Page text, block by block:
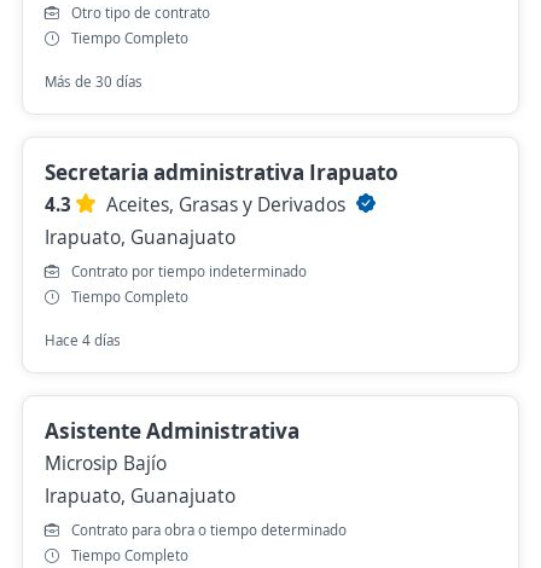
Otro tipo de contrato
Tiempo Completo
Más de 30 días
Secretaria administrativa Irapuato
4.3
Aceites, Grasas y Derivados
Irapuato, Guanajuato
Contrato por tiempo indeterminado
Tiempo Completo
Hace 4 días
Asistente Administrativa
Microsip Bajío
Irapuato, Guanajuato
Contrato para obra o tiempo determinado
Tiempo Completo